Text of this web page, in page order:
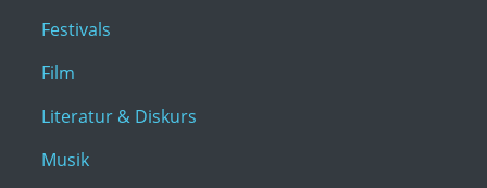
Festivals
Film
Literatur & Diskurs
Musik